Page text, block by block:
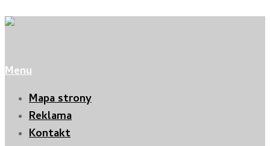
Menu
Mapa strony
Reklama
Kontakt